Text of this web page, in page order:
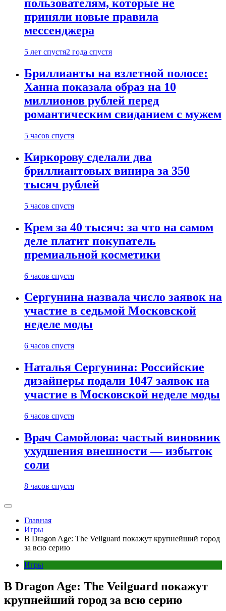
пользователям, которые не
приняли новые правила
мессенджера
5 лет спустя2 года спустя
Бриллианты на взлетной полосе:
Ханна показала образ на 10
миллионов рублей перед
романтическим свиданием с мужем
5 часов спустя
Киркорову сделали два
бриллиантовых винира за 350
тысяч рублей
5 часов спустя
Крем за 40 тысяч: за что на самом
деле платит покупатель
премиальной косметики
6 часов спустя
Сергунина назвала число заявок на
участие в седьмой Московской
неделе моды
6 часов спустя
Наталья Сергунина: Российские
дизайнеры подали 1047 заявок на
участие в Московской неделе моды
6 часов спустя
Врач Самойлова: частый виновник
ухудшения внешности — избыток
соли
8 часов спустя
Главная
Игры
В Dragon Age: The Veilguard покажут крупнейший город
за всю серию
Игры
В Dragon Age: The Veilguard покажут
крупнейший город за всю серию